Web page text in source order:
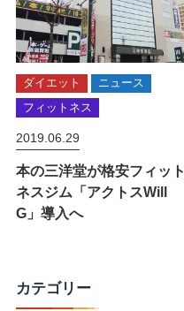
ダイエット
ニュース
フィットネス
2019.06.29
本の三洋堂が格安フィット
ネスジム「アクトスWill
G」導入へ
カテゴリー